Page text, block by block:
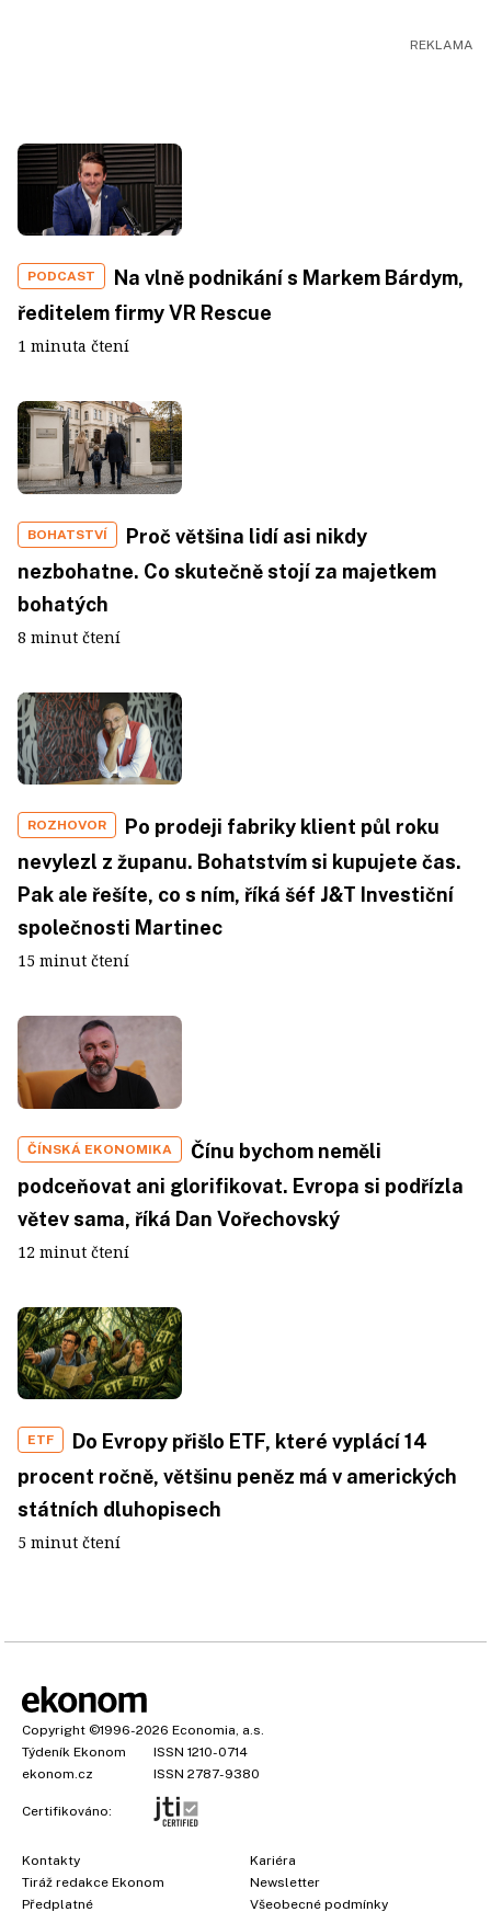
PODCAST
Na vlně podnikání s Markem Bárdym,
ředitelem firmy VR Rescue
1 minuta čtení
BOHATSTVÍ
Proč většina lidí asi nikdy
nezbohatne. Co skutečně stojí za majetkem
bohatých
8 minut čtení
ROZHOVOR
Po prodeji fabriky klient půl roku
nevylezl z županu. Bohatstvím si kupujete čas.
Pak ale řešíte, co s ním, říká šéf J&T Investiční
společnosti Martinec
15 minut čtení
ČÍNSKÁ EKONOMIKA
Čínu bychom neměli
podceňovat ani glorifikovat. Evropa si podřízla
větev sama, říká Dan Vořechovský
12 minut čtení
ETF
Do Evropy přišlo ETF, které vyplácí 14
procent ročně, většinu peněz má v amerických
státních dluhopisech
5 minut čtení
Copyright ©1996-2026 Economia, a.s.
Týdeník Ekonom
ISSN 1210-0714
ekonom.cz
ISSN 2787-9380
Certifikováno:
Kontakty
Tiráž redakce Ekonom
Předplatné
Kariéra
Newsletter
Všeobecné podmínky